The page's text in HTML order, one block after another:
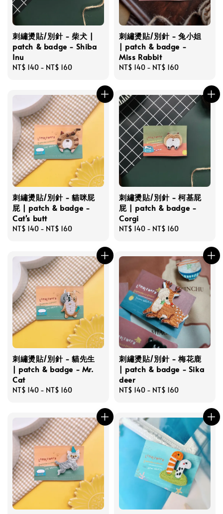
刺繡燙貼/別針 - 柴犬 |
patch & badge - Shiba
Inu
Regular
NT$ 140 - NT$ 160
刺繡燙貼/別針 - 兔小姐
| patch & badge -
Miss Rabbit
Regular
NT$ 140 - NT$ 160
刺繡燙貼/別針 - 貓咪屁
屁 | patch & badge -
Cat's butt
Regular
NT$ 140 - NT$ 160
刺繡燙貼/別針 - 柯基屁
屁 | patch & badge -
Corgi
Regular
NT$ 140 - NT$ 160
刺繡燙貼/別針 - 貓先生
| patch & badge - Mr.
Cat
Regular
NT$ 140 - NT$ 160
刺繡燙貼/別針 - 梅花鹿
| patch & badge - Sika
deer
Regular
NT$ 140 - NT$ 160